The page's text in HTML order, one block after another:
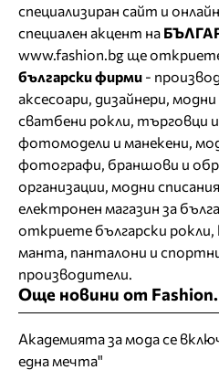
специализиран сайт и
специален акцент на
www.fashion.bg ще
български фирми -
аксесоари, дизайнери,
сватбени рокли , търговци
фотомодели и манекени,
фотографи, браншови и
организации, модни
електронен магазин за
откриете български рокли
манта, панталони и
производители.
Още новини от
Академията за мода се
една мечта"